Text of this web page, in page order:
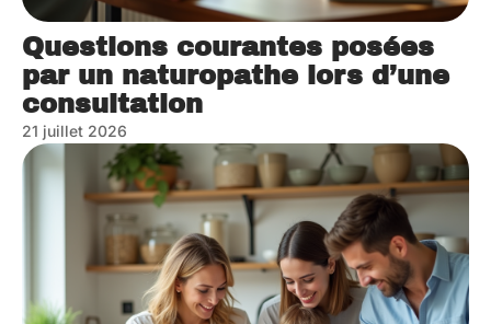
Questions courantes posées
par un naturopathe lors d’une
consultation
21 juillet 2026